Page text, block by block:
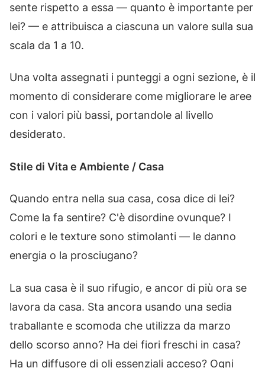
sente rispetto a essa — quanto è importante per
lei? — e attribuisca a ciascuna un valore sulla sua
scala da 1 a 10.
Una volta assegnati i punteggi a ogni sezione, è il
momento di considerare come migliorare le aree
con i valori più bassi, portandole al livello
desiderato.
Stile di Vita e Ambiente / Casa
Quando entra nella sua casa, cosa dice di lei?
Come la fa sentire? C'è disordine ovunque? I
colori e le texture sono stimolanti — le danno
energia o la prosciugano?
La sua casa è il suo rifugio, e ancor di più ora se
lavora da casa. Sta ancora usando una sedia
traballante e scomoda che utilizza da marzo
dello scorso anno? Ha dei fiori freschi in casa?
Ha un diffusore di oli essenziali acceso? Ogni